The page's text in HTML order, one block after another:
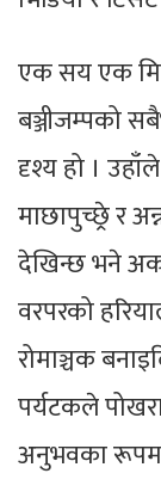
एक सय एक
बञ्जीजम्पको
दृश्य हो ।
माछापुच्छ्रे र
देखिन्छ भने
वरपरको
रोमाञ्चक
पर्यटकले
अनुभवका